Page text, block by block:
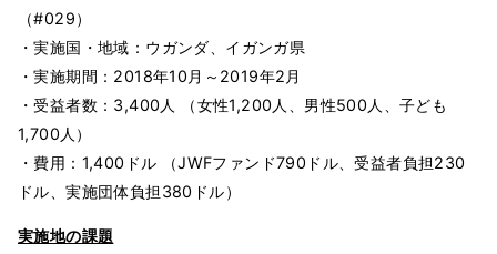
（#029）
・実施国・地域：ウガンダ、イガンガ県
・実施期間：2018年10月～2019年2月
・受益者数：3,400人 （女性1,200人、男性500人、子ども
1,700人）
・費用：1,400ドル （JWFファンド790ドル、受益者負担230
ドル、実施団体負担380ドル）
実施地の課題